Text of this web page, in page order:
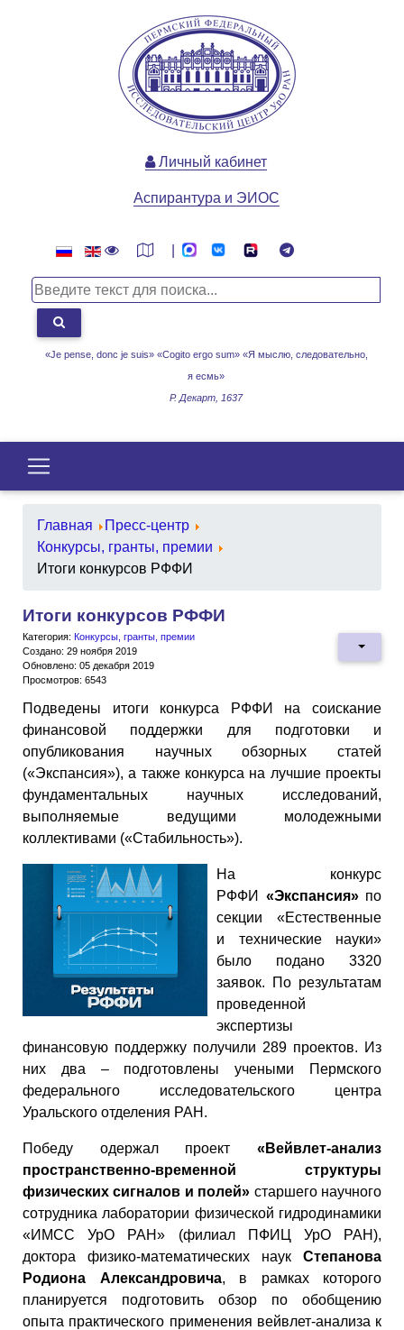
«Je pense, donc je suis» «Cogito ergo sum» «Я мыслю, следовательно,
я есмь»
Р. Декарт, 1637
Личный кабинет
Аспирантура и ЭИОС
Главная
Пресс-центр
Конкурсы, гранты, премии
Итоги конкурсов РФФИ
Итоги конкурсов РФФИ
Категория: Конкурсы, гранты, премии
Создано: 29 ноября 2019
Обновлено: 05 декабря 2019
Просмотров: 6543
Подведены итоги конкурса РФФИ на соискание
финансовой поддержки для подготовки и
опубликования научных обзорных статей
(«Экспансия»), а также конкурса на лучшие проекты
фундаментальных научных исследований,
выполняемые ведущими молодежными
коллективами («Стабильность»).
На конкурс
РФФИ «Экспансия»по
секции «Естественные
и технические науки»
было подано 3320
заявок. По результатам
проведенной
экспертизы
финансовую поддержку получили 289 проектов. Из
них два – подготовлены учеными Пермского
федерального исследовательского центра
Уральского отделения РАН.
Победу одержал проект «Вейвлет-анализ
пространственно-временной структуры
физических сигналов и полей» старшего научного
сотрудника лаборатории физической гидродинамики
«ИМСС УрО РАН» (филиал ПФИЦ УрО РАН),
доктора физико-математических наук Степанова
Родиона Александровича, в рамках которого
планируется подготовить обзор по обобщению
опыта практического применения вейвлет-анализа к